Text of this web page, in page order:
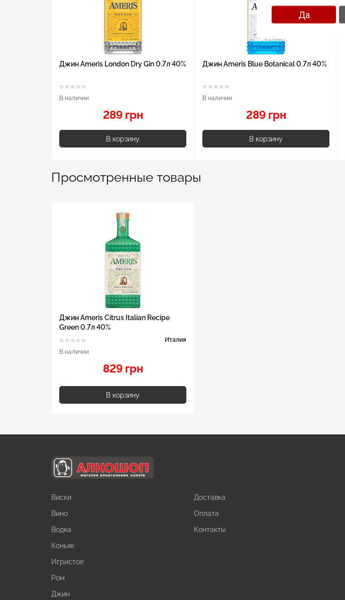
Джин Ameris London Dry Gin 0.7л 40%
В наличии
289 грн
В корзину
Джин Ameris Blue Botanical 0.7л 40%
В наличии
289 грн
В корзину
Просмотренные товары
Джин Ameris Citrus Italian Recipe
Green 0.7л 40%
Италия
В наличии
829 грн
В корзину
Виски
Вино
Водка
Коньяк
Игристое
Ром
Джин
Доставка
Оплата
Контакты
Да